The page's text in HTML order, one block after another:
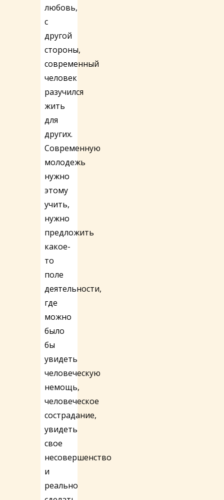
любовь,
с
другой
стороны,
современный
человек
разучился
жить
для
других.
Современную
молодежь
нужно
этому
учить,
нужно
предложить
какое-
то
поле
деятельности,
где
можно
было
бы
увидеть
человеческую
немощь,
человеческое
сострадание,
увидеть
свое
несовершенство
и
реально